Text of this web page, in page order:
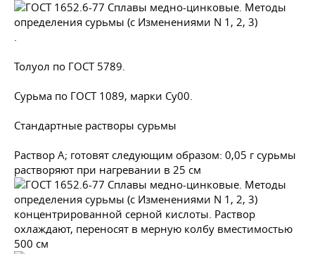
.
Толуол по ГОСТ 5789.
Сурьма по ГОСТ 1089, марки Су00.
Стандартные растворы сурьмы
Раствор А; готовят следующим образом: 0,05 г сурьмы
растворяют при нагревании в 25 см
концентрированной серной кислоты. Раствор
охлаждают, переносят в мерную колбу вместимостью
500 см